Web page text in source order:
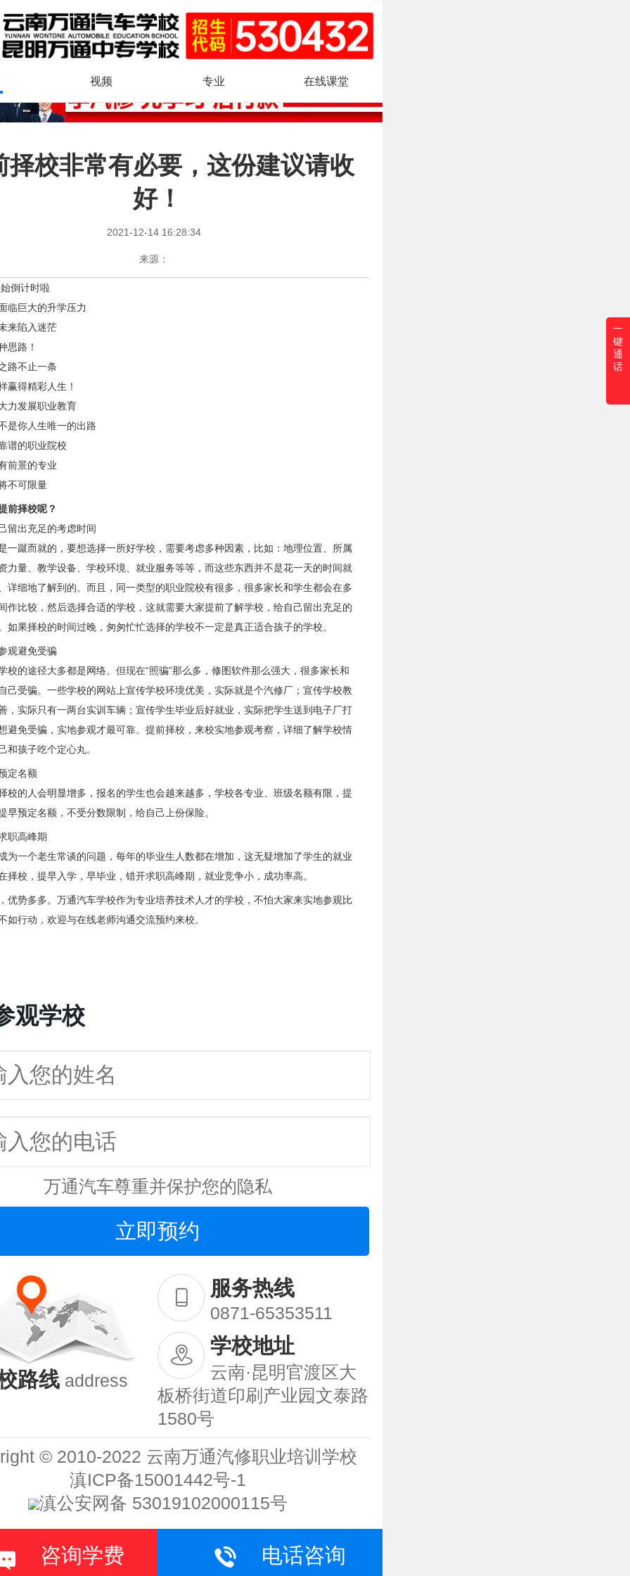
视频 专业 在线课堂
择校非常有必要，这份建议请收
好！
2021-12-14 16:28:34
来源：
倒计时啦
临巨大的升学压力
来陷入迷茫
思路！
路不止一条
赢得精彩人生！
力发展职业教育
是你人生唯一的出路
谱的职业院校
前景的专业
不可限量
前择校呢？
留出充足的考虑时间
一蹴而就的，要想选择一所好学校，需要考虑多种因素，比如：地理位置、所属
力量、教学设备、学校环境、就业服务等等，而这些东西并不是花一天的时间就
详细地了解到的。而且，同一类型的职业院校有很多，很多家长和学生都会在多
作比较，然后选择合适的学校，这就需要大家提前了解学校，给自己留出充足的
如果择校的时间过晚，匆匆忙忙选择的学校不一定是真正适合孩子的学校。
观避免受骗
校的途径大多都是网络。但现在“照骗”那么多，修图软件那么强大，很多家长和
己受骗。一些学校的网站上宣传学校环境优美，实际就是个汽修厂；宣传学校教
，实际只有一两台实训车辆；宣传学生毕业后好就业，实际把学生送到电子厂打
免受骗，实地参观才最可靠。提前择校，来校实地参观考察，详细了解学校情
和孩子吃个定心丸。
定名额
校的人会明显增多，报名的学生也会越来越多，学校各专业、班级名额有限，提
早预定名额，不受分数限制，给自己上份保险。
职高峰期
为一个老生常谈的问题，每年的毕业生人数都在增加，这无疑增加了学生的就业
择校，提早入学，早毕业，错开求职高峰期，就业竞争小，成功率高。
优势多多。万通汽车学校作为专业培养技术人才的学校，不怕大家来实地参观比
如行动，欢迎与在线老师沟通交流预约来校。
观学校
万通汽车尊重并保护您的隐私
路线 address
服务热线
0871-65353511
学校地址
云南·昆明官渡区大
板桥街道印刷产业园文泰路
1580号
© 2010-2022 云南万通汽修职业培训学校
滇ICP备15001442号-1
滇公安网备 53019102000115号
咨询学费  电话咨询
一
键
通
话